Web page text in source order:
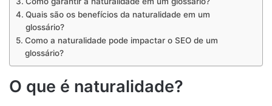
Quais são os benefícios da naturalidade em um
glossário?
Como a naturalidade pode impactar o SEO de um
glossário?
O que é naturalidade?